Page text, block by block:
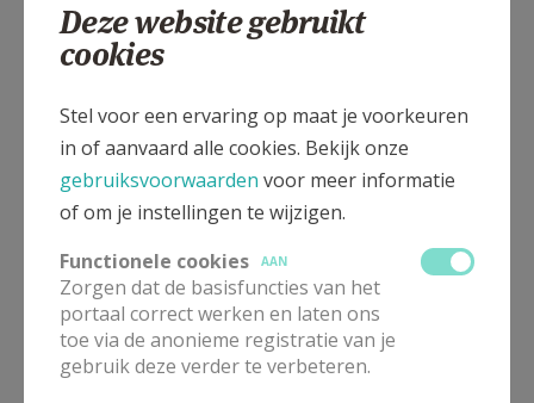
Bisdom Antwerpen
een artikel van Mia Verbanck in Golfslag
Op de pagina's 93 tot 95 van het nummer 2 van
2014 (april-mei-juni) mag Adem-Tocht
Vlaanderen zich bekend maken!
interviews met Erik Bruneel in
van mei 2012en in Het Teken van juli-augustus
2012.
een bijdrage vanRob Michiels in Tertio van 12
november 2008(Adem-Tocht heette toen nog
Deze website gebruikt
cookies
Stel voor een ervaring op maat je voorkeuren
in of aanvaard alle cookies. Bekijk onze
gebruiksvoorwaarden voor meer informatie
of om je instellingen te wijzigen.
Functionele cookies
AAN
Zorgen dat de basisfuncties van het
portaal correct werken en laten ons
toe via de anonieme registratie van je
gebruik deze verder te verbeteren.